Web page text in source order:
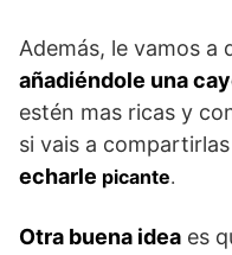
Además, le vamos a
añadiéndole una
estén mas ricas y
si vais a compartirlas
echarle picante.
Otra buena idea es